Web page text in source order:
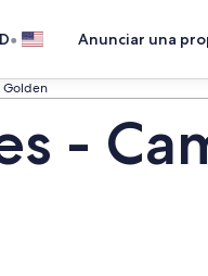
• Anunciar una
Golden
-